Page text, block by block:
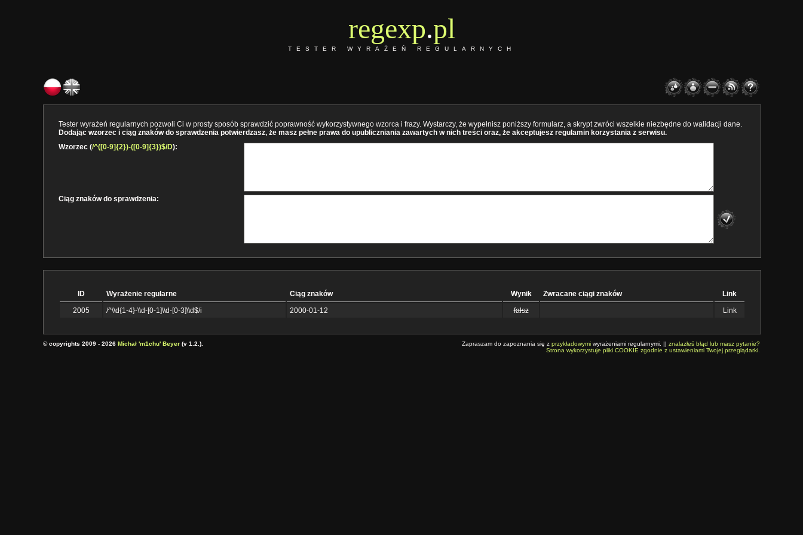
regexp.pl
TESTER WYRAŻEŃ REGULARNYCH
Tester wyrażeń regularnych pozwoli Ci w prosty sposób sprawdzić poprawność wykorzystywnego wzorca i frazy. Wystarczy, że wypełnisz poniższy formularz, a skrypt zwróci wszelkie niezbędne do walidacji dane.
Dodając wzorzec i ciąg znaków do sprawdzenia potwierdzasz, że masz pełne prawa do upubliczniania zawartych w nich treści oraz, że akceptujesz regulamin korzystania z serwisu.
Wzorzec (/^([0-9]{2})-([0-9]{3})$/D):
Ciąg znaków do sprawdzenia:
ID Wyrażenie regularne Ciąg znaków Wynik Zwracane ciągi znaków
Link
2005
/^\\d{1-4}-\\d-[0-1]\\d-[0-3]\\d$/i 2000-01-12 fałsz Link
© copyrights 2009 - 2026 Michał 'm1chu' Beyer (v 1.2.). Zapraszam do zapoznania się z przykładowymi wyrażeniami regularnymi. || znalazłeś błąd lub masz pytanie?
Strona wykorzystuje pliki COOKIE zgodnie z ustawieniami Twojej przeglądarki.